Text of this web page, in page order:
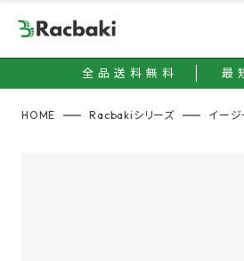
全品送料無料 最
HOME Racbakiシリーズ イージ